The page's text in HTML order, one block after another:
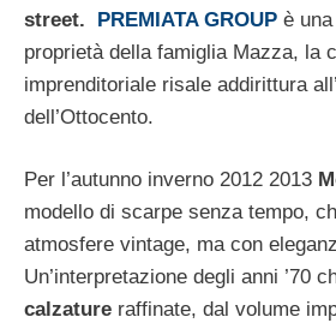
street. PREMIATA GROUP è
proprietà della famiglia Mazza, la
imprenditoriale risale addirittura
dell’Ottocento.
Per l’autunno inverno 2012 2013
modello di scarpe senza tempo,
atmosfere vintage, ma con
Un’interpretazione degli anni ’70
calzature raffinate, dal volume